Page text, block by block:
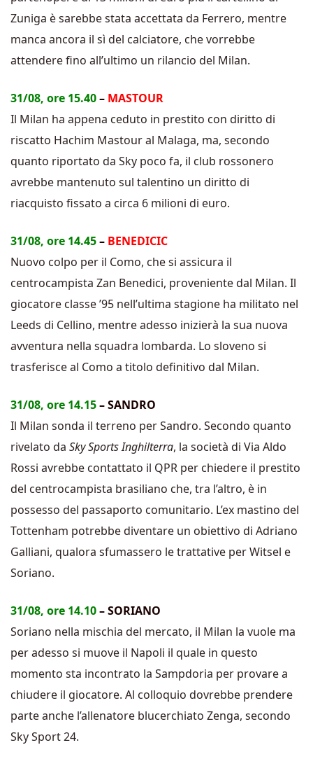
Zuniga è sarebbe stata accettata da Ferrero, mentre
manca ancora il sì del calciatore, che vorrebbe
attendere fino all’ultimo un rilancio del Milan.
31/08, ore 15.40– MASTOUR
Il Milan ha appena ceduto in prestito con diritto di
riscatto Hachim Mastour al Malaga, ma, secondo
quanto riportato da Sky poco fa, il club rossonero
avrebbe mantenuto sul talentino un diritto di
riacquisto fissato a circa 6 milioni di euro.
31/08, ore 14.45– BENEDICIC
Nuovo colpo per il Como, che si assicura il
centrocampista Zan Benedici, proveniente dal Milan. Il
giocatore classe ’95 nell’ultima stagione ha militato nel
Leeds di Cellino, mentre adesso inizierà la sua nuova
avventura nella squadra lombarda. Lo sloveno si
trasferisce al Como a titolo definitivo dal Milan.
31/08, ore 14.15– SANDRO
Il Milan sonda il terreno per Sandro. Secondo quanto
rivelato da Sky Sports Inghilterra, la società di Via Aldo
Rossi avrebbe contattato il QPR per chiedere il prestito
del centrocampista brasiliano che, tra l’altro, è in
possesso del passaporto comunitario. L’ex mastino del
Tottenham potrebbe diventare un obiettivo di Adriano
Galliani, qualora sfumassero le trattative per Witsel e
Soriano.
31/08, ore 14.10– SORIANO
Soriano nella mischia del mercato, il Milan la vuole ma
per adesso si muove il Napoli il quale in questo
momento sta incontrato la Sampdoria per provare a
chiudere il giocatore. Al colloquio dovrebbe prendere
parte anche l’allenatore blucerchiato Zenga, secondo
Sky Sport 24.